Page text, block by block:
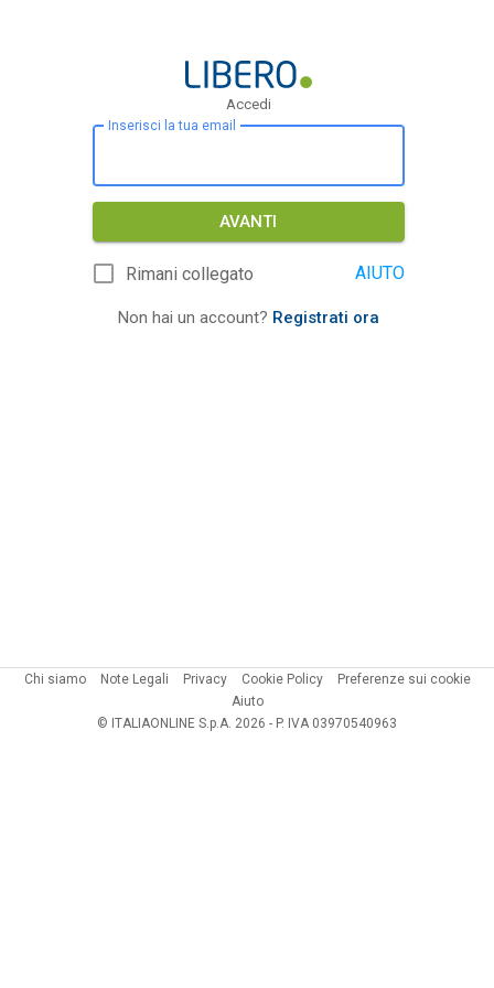
Accedi
Inserisci la tua email
AVANTI
Rimani collegato AIUTO
Non hai un account? Registrati ora
Chi siamo Note Legali Privacy Cookie Policy
Preferenze sui cookie
Aiuto
© ITALIAONLINE S.p.A. 2026 - P. IVA 03970540963